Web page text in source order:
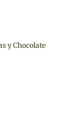
y Chocolate